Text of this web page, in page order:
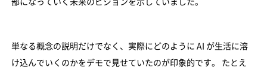
単なる概念の説明だけでなく、実際にどのように AI が生活に溶
け込んでいくのかをデモで見せていたのが印象的です。 たとえ